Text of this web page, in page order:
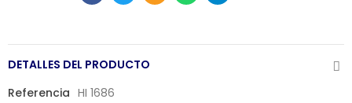
DETALLES DEL PRODUCTO
Referencia HI 1686